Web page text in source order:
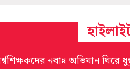
নবান্ন অভিযান ঘিরে